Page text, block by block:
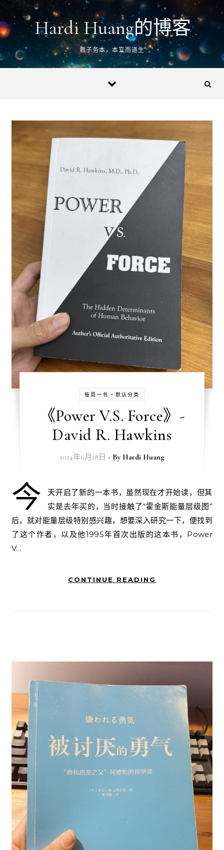
Skip to content
Hardi Huang的博客
君子务本，本立而道生
每周一书 - 默认分类
《Power V.S. Force》-
David R. Hawkins
2024年6月18日 - By Hardi Huang
今
天开启了新的一本书，虽然现在才开始读，但其
实是去年买的，当时接触了“霍金斯能量层级图”
后，就对能量层级特别感兴趣，想要深入研究一下，便找到
了这个作者，以及他1995年首次出版的这本书，Power
V…
CONTINUE READING